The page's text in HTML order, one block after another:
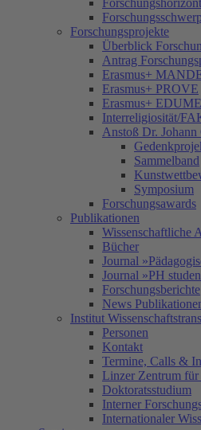
Forschungsprojekte
Überblick
Antrag
Erasmus+
Erasmus+ PROVE
Erasmus+
Interreligiosität/
Anstoß Dr. Johann
Sammelband
Symposium
Forschungsawards
Publikationen
Wissenschaftliche
Bücher
Journal
Journal »PH
Forschungsberichte
News
Institut
Personen
Kontakt
Termine, Calls &
Linzer Zentrum
Doktoratsstudium
Interner
Internationaler